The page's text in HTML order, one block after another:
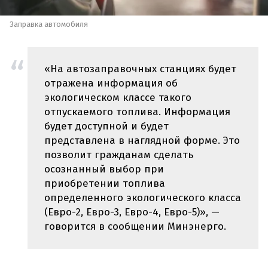
Заправка автомобиля
«На автозаправочных станциях будет
отражена информация об
экологическом классе такого
отпускаемого топлива. Информация
будет доступной и будет
представлена в наглядной форме. Это
позволит гражданам сделать
осознанный выбор при
приобретении топлива
определенного экологического класса
(Евро-2, Евро-3, Евро-4, Евро-5)», —
говорится в сообщении Минэнерго.